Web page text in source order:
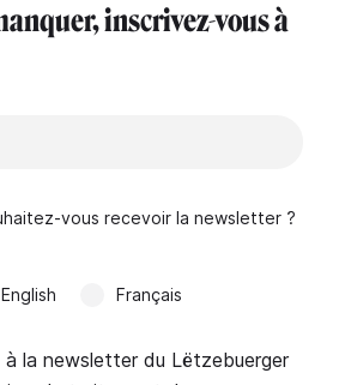
inscrivez-vous à
vous recevoir la newsletter ?
English Français
la newsletter du Lëtzebuerger